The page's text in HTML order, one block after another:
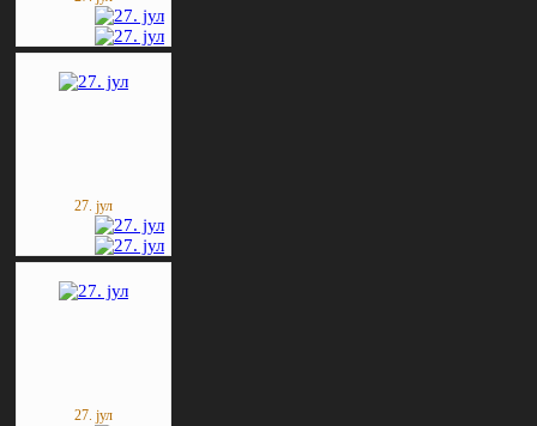
27. јул
27. јул